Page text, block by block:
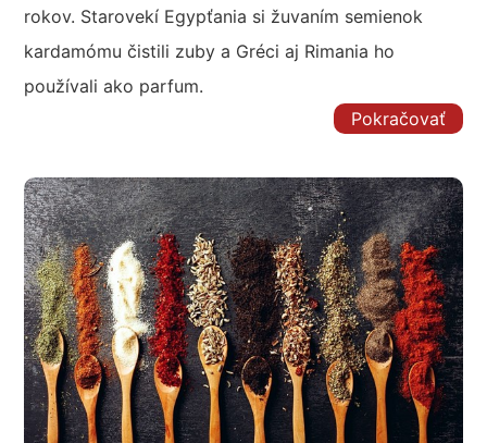
rokov. Starovekí Egypťania si žuvaním semienok
kardamómu čistili zuby a Gréci aj Rimania ho
používali ako parfum.
Pokračovať